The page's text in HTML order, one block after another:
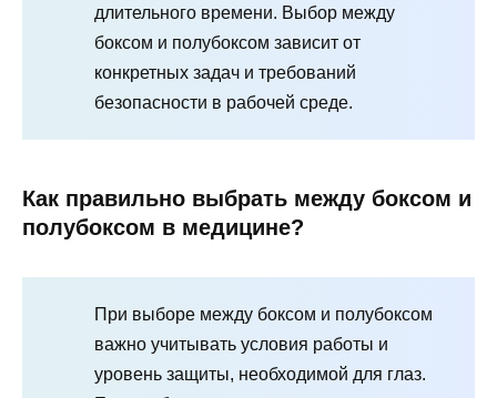
длительного времени. Выбор между
боксом и полубоксом зависит от
конкретных задач и требований
безопасности в рабочей среде.
Как правильно выбрать между боксом и
полубоксом в медицине?
При выборе между боксом и полубоксом
важно учитывать условия работы и
уровень защиты, необходимой для глаз.